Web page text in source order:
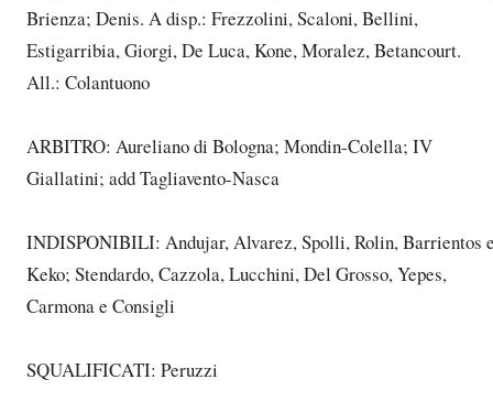
Brienza; Denis. A disp.: Frezzolini, Scaloni, Bellini,
Estigarribia, Giorgi, De Luca, Kone, Moralez, Betancourt.
All.: Colantuono
ARBITRO: Aureliano di Bologna; Mondin-Colella; IV
Giallatini; add Tagliavento-Nasca
INDISPONIBILI: Andujar, Alvarez, Spolli, Rolin, Barrientos
Keko; Stendardo, Cazzola, Lucchini, Del Grosso, Yepes,
Carmona e Consigli
SQUALIFICATI: Peruzzi